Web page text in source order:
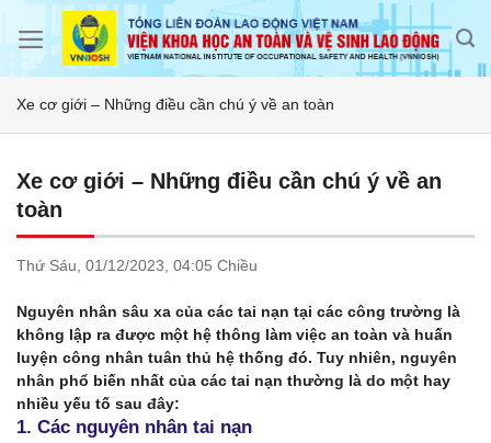
Xe cơ giới – Những điều cần chú ý về an toàn
Xe cơ giới – Những điều cần chú ý về an
toàn
Thứ Sáu, 01/12/2023, 04:05 Chiều
Nguyên nhân sâu xa của các tai nạn tại các công trường là
không lập ra được một hệ thông làm việc an toàn và huấn
luyện công nhân tuân thủ hệ thống đó. Tuy nhiên, nguyên
nhân phổ biến nhất của các tai nạn thường là do một hay
nhiều yếu tố sau đây:
1. Các nguyên nhân tai nạn